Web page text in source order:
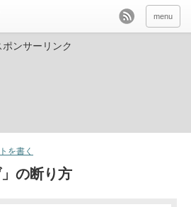
menu
ポンサーリンク
を書く
の断り方